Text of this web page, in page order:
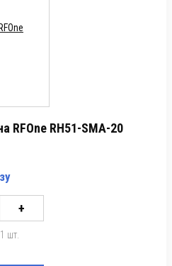
RFOne RH51-SMA-20
+
шт.